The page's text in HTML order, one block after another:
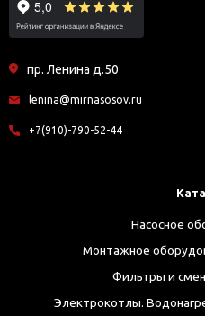
пр. Ленина д.50
lenina@mirnasosov.ru
+7(910)-790-52-44
Насосное
Монтажное
Фильтры и
Электрокотлы.